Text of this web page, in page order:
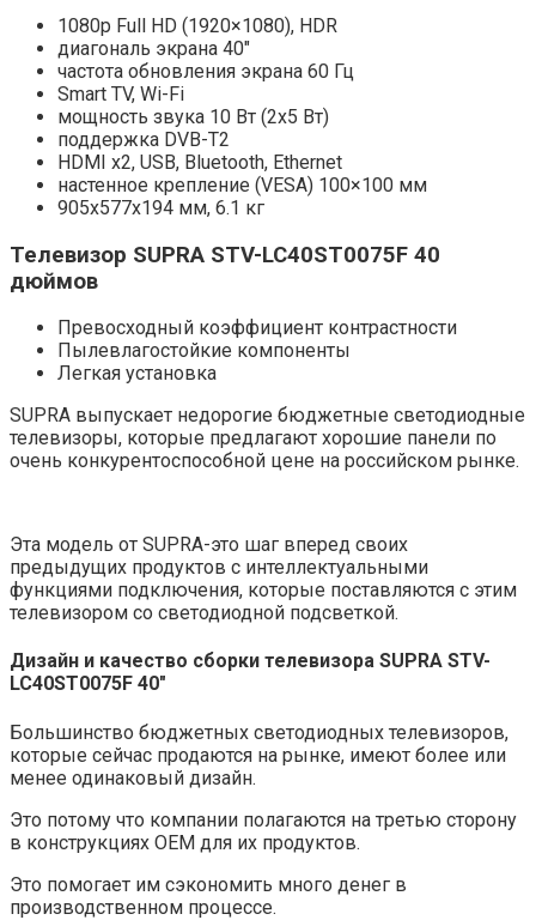
1080p Full HD (1920×1080), HDR
диагональ экрана 40″
частота обновления экрана 60 Гц
Smart TV, Wi-Fi
мощность звука 10 Вт (2х5 Вт)
поддержка DVB-T2
HDMI x2, USB, Bluetooth, Ethernet
настенное крепление (VESA) 100×100 мм
905x577x194 мм, 6.1 кг
Телевизор SUPRA STV-LC40ST0075F 40
дюймов
Превосходный коэффициент контрастности
Пылевлагостойкие компоненты
Легкая установка
SUPRA выпускает недорогие бюджетные светодиодные
телевизоры, которые предлагают хорошие панели по
очень конкурентоспособной цене на российском рынке.
Эта модель от SUPRA-это шаг вперед своих
предыдущих продуктов с интеллектуальными
функциями подключения, которые поставляются с этим
телевизором со светодиодной подсветкой.
Дизайн и качество сборки телевизора SUPRA STV-
LC40ST0075F 40″
Большинство бюджетных светодиодных телевизоров,
которые сейчас продаются на рынке, имеют более или
менее одинаковый дизайн.
Это потому что компании полагаются на третью сторону
в конструкциях OEM для их продуктов.
Это помогает им сэкономить много денег в
производственном процессе.